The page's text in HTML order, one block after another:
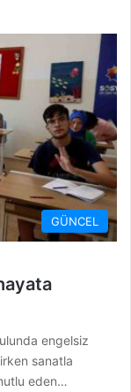
GÜNCEL
engelsiz
sanatla
eden…